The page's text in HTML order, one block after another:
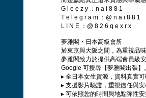
G l e e z y ：n a i 8 8 1
T e l e g r a m ：@ n a i 8 8 1
L I N E ：@ 8 2 6 q e x r x
夢雅閣・日本高級會所
於東京與大阪之間，為重視品
夢雅閣致力於提供高端會員級
Google 可搜尋【夢雅閣出張】
▸ 全日本女生資源，資料真實
▸ 支援影片驗證，重視信任與
▸ 可依照您的時間與地點彈性